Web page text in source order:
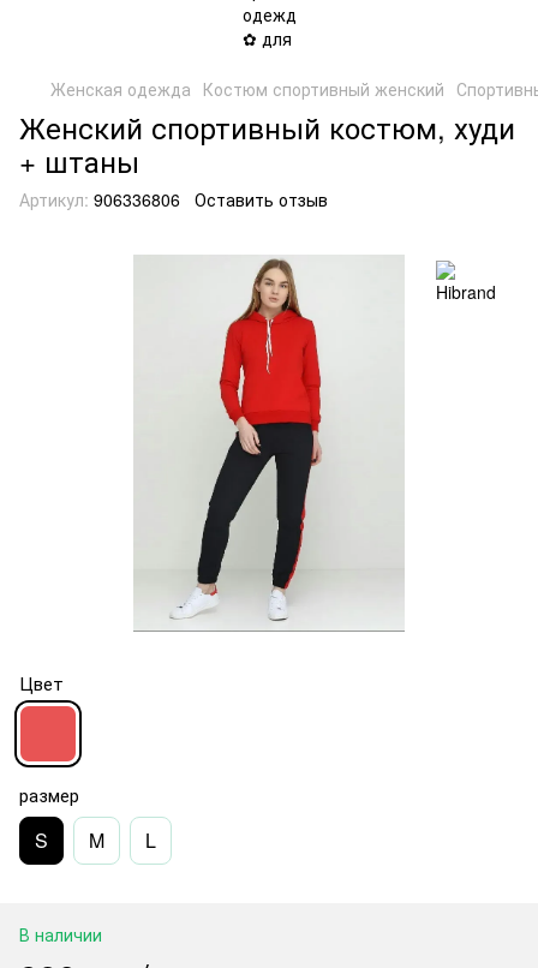
Женская одежда Костюм спортивный женский
Женский спортивный костюм, худи
+ штаны
Артикул: 906336806 Оставить отзыв
Цвет
размер
S M L
В наличии